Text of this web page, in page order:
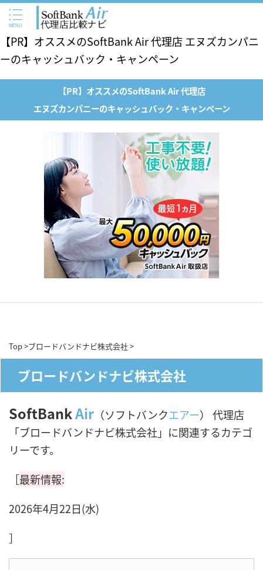
【PR】オススメのSoftBank Air 代理店 エヌズカンパニ
ーのキャッシュバック・キャンペーン
【PR】オススメのSoftBank Air 代理店
エヌズカンパニーのキャッシュバック・キャンペーン
Top>ブロードバンドナビ株式会社>
ブロードバンドナビ株式会社
SoftBankAir （ソフトバンクエアー） 代理店
「ブロードバンドナビ株式会社」に関連するカテゴ
リーです。
［最新情報:
2026年4月22日(水)
］